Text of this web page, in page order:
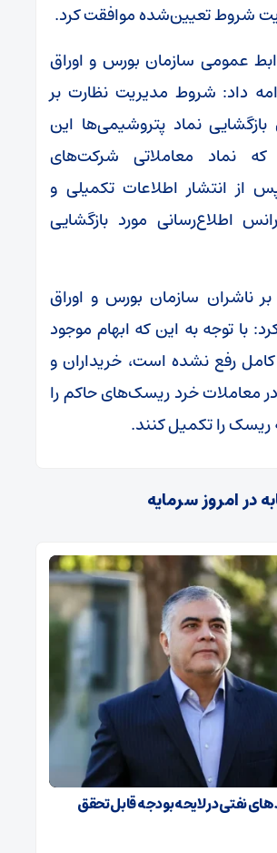
شروط تعیین‌شده موافقت کرد.
عمومی سازمان بورس و اوراق
داد: شروط مدیریت نظارت بر
بازگشایی نماد پتروشیمی‌ها این
نماد معاملاتی شرکت‌های
از انتشار اطلاعات تکمیلی و
اطلاع‌رسانی مورد بازگشایی
ناشران سازمان بورس و اوراق
کرد: با توجه به این که ابهام موجود
کامل رفع نشده است، خریداران و
معاملات خرد ریسک‌های حاکم را
ریسک را تکمیل کنند.
در امروز سرمایه
نفتی در لایحه بودجه قابل تحقق